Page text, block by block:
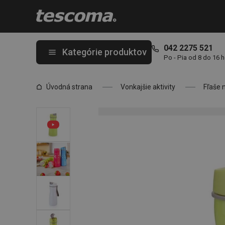
Kategórie produktov 042 2275 521
Po - Pia od 8 do 16
Úvodná strana Vonkajšie aktivity Fľaše